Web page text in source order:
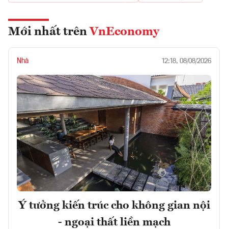
Mới nhất trên VnEconomy
Nhà 12:18, 08/08/2026
Ý tưởng kiến trúc cho không gian nội
- ngoại thất liền mạch